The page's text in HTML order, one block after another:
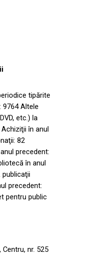
tipărite
9764 Altele
etc.) la
în anul
82
precedent:
în anul
publicaţii
precedent:
pentru public
Centru, nr. 525